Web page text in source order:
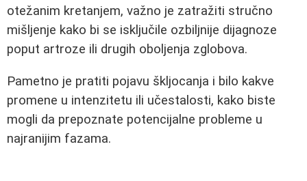
otežanim kretanjem, važno je zatražiti stručno
mišljenje kako bi se isključile ozbiljnije dijagnoze
poput artroze ili drugih oboljenja zglobova.
Pametno je pratiti pojavu škljocanja i bilo kakve
promene u intenzitetu ili učestalosti, kako biste
mogli da prepoznate potencijalne probleme u
najranijim fazama.